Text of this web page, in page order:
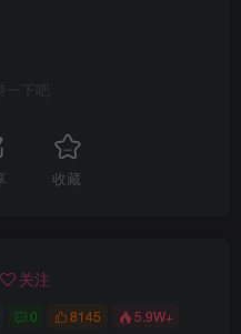
7页
可下载完整版后进行离
品评测学通过泫雅风、泫雅色
&转化H>C.持续露出5天品，如
老师讲W种草+割草解背书。
一下吧
收藏
关注
0 8145 5.9W+